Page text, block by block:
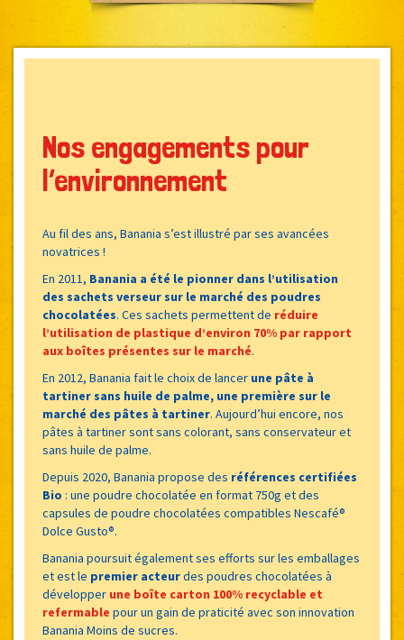
Nos engagements pour
l’environnement
Au fil des ans, Banania s’est illustré par ses avancées
novatrices !
En 2011, Banania a été le pionner dans l’utilisation
des sachets verseur sur le marché des poudres
chocolatées. Ces sachets permettent de réduire
l’utilisation de plastique d’environ 70% par rapport
aux boîtes présentes sur le marché.
En 2012, Banania fait le choix de lancer une pâte à
tartiner sans huile de palme, une première sur le
marché des pâtes à tartiner. Aujourd’hui encore, nos
pâtes à tartiner sont sans colorant, sans conservateur et
sans huile de palme.
Depuis 2020, Banania propose des références certifiées
Bio : une poudre chocolatée en format 750g et des
capsules de poudre chocolatées compatibles Nescafé®
Dolce Gusto®.
Banania poursuit également ses efforts sur les emballages
et est le premier acteurdes poudres chocolatées à
développer une boîte carton 100% recyclable et
refermable pour un gain de praticité avec son innovation
Banania Moins de sucres.